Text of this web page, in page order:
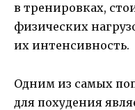
в тренировках,
физических
их интенсивность.
Одним из самых
для похудения